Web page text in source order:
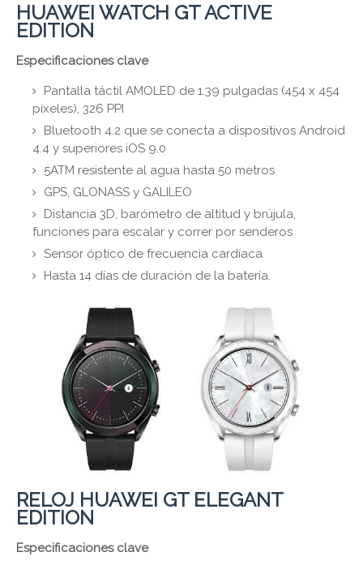
HUAWEI WATCH GT ACTIVE
EDITION
Especificaciones clave
Pantalla táctil AMOLED de 1.39 pulgadas (454 x 454
píxeles), 326 PPI
Bluetooth 4.2 que se conecta a dispositivos Android
4.4 y superiores iOS 9.0
5ATM resistente al agua hasta 50 metros
GPS, GLONASS y GALILEO
Distancia 3D, barómetro de altitud y brújula,
funciones para escalar y correr por senderos
Sensor óptico de frecuencia cardíaca
Hasta 14 días de duración de la batería.
RELOJ HUAWEI GT ELEGANT
EDITION
Especificaciones clave